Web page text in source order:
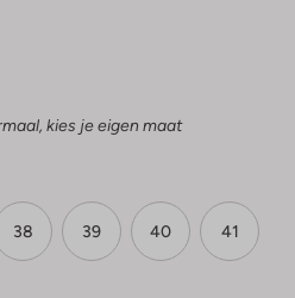
kies je eigen maat
38 39 40 41